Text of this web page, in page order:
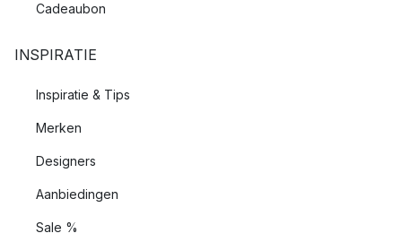
Cadeaubon
INSPIRATIE
Inspiratie & Tips
Merken
Designers
Aanbiedingen
Sale %